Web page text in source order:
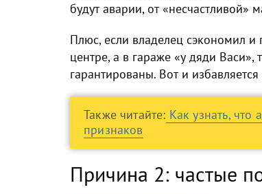
будут аварии, от «несчастливой»
Плюс, если владелец сэкономил
центре, а в гараже «у дяди
гарантированы. Вот и
Также читайте: Как узнать,
признаков
Причина 2: частые